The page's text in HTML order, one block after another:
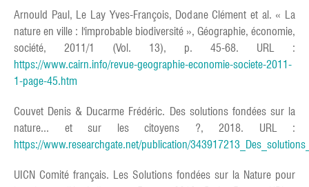
Arnould Paul, Le Lay Yves-François, Dodane Clément et al. « La
nature en ville : l'improbable biodiversité », Géographie, économie,
société, 2011/1 (Vol. 13), p. 45-68. URL :
https://www.cairn.info/revue-geographie-economie-societe-2011-
1-page-45.htm
Couvet Denis & Ducarme Frédéric. Des solutions fondées sur la
nature... et sur les citoyens ?, 2018. URL :
https://www.researchgate.net/publication/
UICN Comité français. Les Solutions fondées sur la Nature pour